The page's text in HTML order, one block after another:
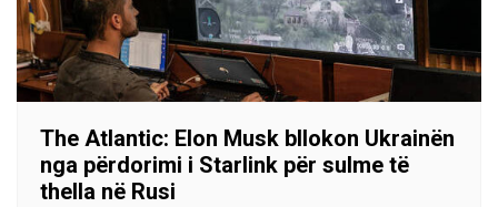
The Atlantic: Elon Musk bllokon Ukrainën
nga përdorimi i Starlink për sulme të
thella në Rusi